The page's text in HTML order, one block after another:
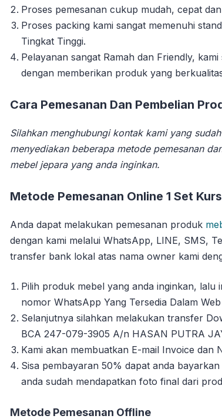
Proses pemesanan cukup mudah, cepat
Proses packing kami sangat memenuhi
Tingkat Tinggi.
Pelayanan sangat Ramah dan Friendly,
dengan memberikan produk yang
Cara Pemesanan Dan Pembelian
Silahkan menghubungi kontak kami yang
menyediakan beberapa metode pemesanan
mebel jepara yang anda inginkan.
Metode Pemesanan Online 1 Set
Anda dapat melakukan pemesanan produk
dengan kami melalui WhatsApp, LINE, SMS,
transfer bank lokal atas nama owner kami
Pilih produk mebel yang anda inginkan,
nomor WhatsApp Yang Tersedia Dalam Web
Selanjutnya silahkan melakukan transfer
BCA 247-079-3905 A/n HASAN PUTRA
Kami akan membuatkan E-mail Invoice dan
Sisa pembayaran 50% dapat anda
anda sudah mendapatkan foto final dari
Metode Pemesanan Offline